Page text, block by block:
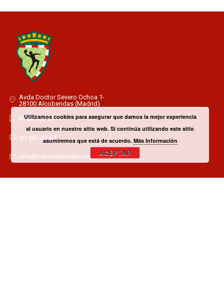
Avda Doctor Severo Ochoa 1-
28100 Alcobendas (Madrid)
91 661 07 67
91 661 07 67
info@balonmanoalcobendas.es
Utilizamos cookies para asegurar que damos la mejor experiencia
al usuario en nuestro sitio web. Si continúa utilizando este sitio
asumiremos que está de acuerdo. Más Información
ACEPTAR